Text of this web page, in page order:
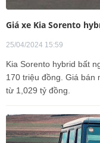
Giá xe Kia Sorento
25/04/2024 15:59
Kia Sorento hybrid bất
170 triệu đồng. Giá bán
từ 1,029 tỷ đồng.